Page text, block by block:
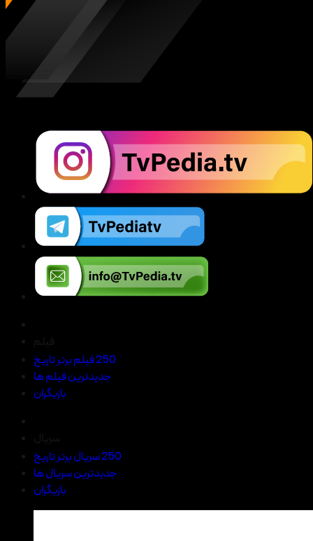
250 فیلم برتر تاریخ
جدیدترین فیلم ها
بازیگران
250 سریال برتر تاریخ
جدیدترین سریال ها
بازیگران